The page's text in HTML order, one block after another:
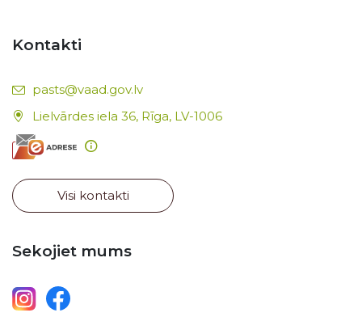
Kontakti
E-pasts:
pasts@vaad.gov.lv
Lielvārdes iela 36, Rīga, LV-1006
Visi kontakti
Sekojiet mums